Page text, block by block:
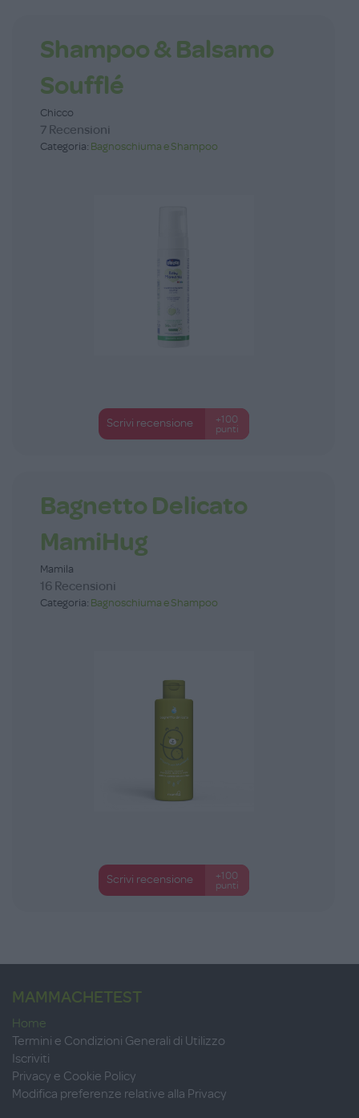
Shampoo & Balsamo
Soufflé
Chicco
7 Recensioni
Categoria: Bagnoschiuma e Shampoo
Scrivi recensione
+100
punti
Bagnetto Delicato
MamiHug
Mamila
16 Recensioni
Categoria: Bagnoschiuma e Shampoo
Scrivi recensione
+100
punti
MAMMACHETEST
Home
Termini e Condizioni Generali di Utilizzo
Iscriviti
Privacy e Cookie Policy
Modifica preferenze relative alla Privacy